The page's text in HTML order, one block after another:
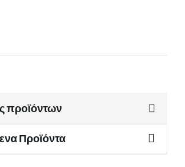
προϊόντων
Προϊόντα